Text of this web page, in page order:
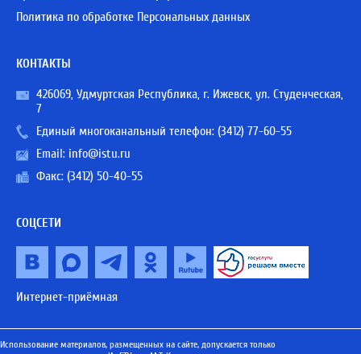
Политика по обработке Персональных данных
КОНТАКТЫ
426069, Удмуртская Республика, г. Ижевск, ул. Студенческая,
7
Единый многоканальный телефон: (3412) 77-60-55
Email: info@istu.ru
Факс: (3412) 50-40-55
СОЦСЕТИ
Интернет-приёмная
Использование материалов, размещенных на сайте, допускается только